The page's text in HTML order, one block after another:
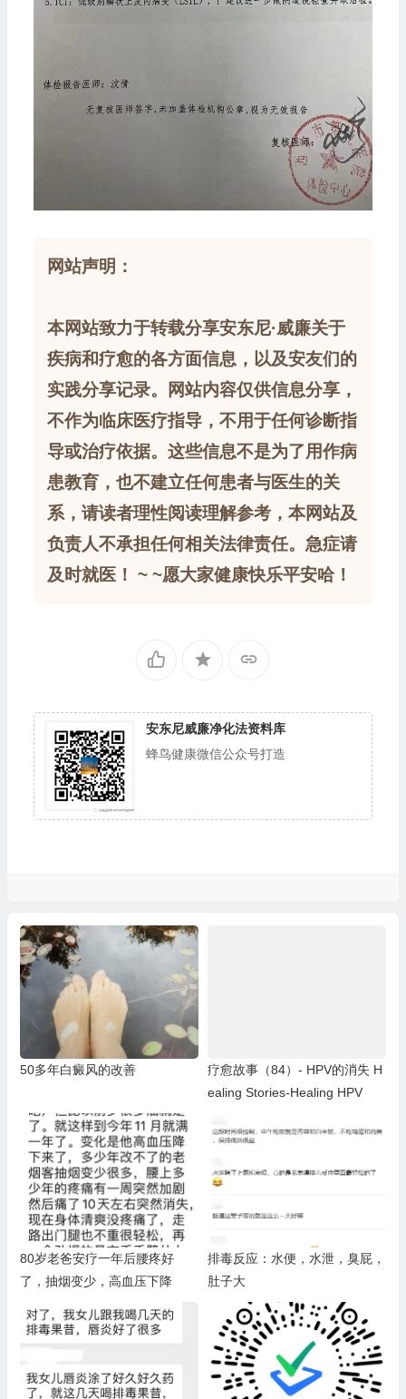
网站声明：
本网站致力于转载分享安东尼·威廉关于
疾病和疗愈的各方面信息，以及安友们的
实践分享记录。网站内容仅供信息分享，
不作为临床医疗指导，不用于任何诊断指
导或治疗依据。这些信息不是为了用作病
患教育，也不建立任何患者与医生的关
系，请读者理性阅读理解参考，本网站及
负责人不承担任何相关法律责任。急症请
及时就医！ ~ ~愿大家健康快乐平安哈！
安东尼威廉净化法资料库
蜂鸟健康微信公众号打造
50多年白癜风的改善
疗愈故事（84）- HPV的消失 H
ealing Stories-Healing HPV
80岁老爸安疗一年后腰疼好
了，抽烟变少，高血压下降
排毒反应：水便，水泄，臭屁，
肚子大